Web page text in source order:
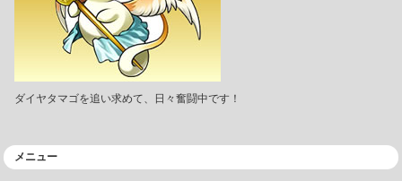
ダイヤタマゴを追い求めて、日々奮闘中です！
メニュー